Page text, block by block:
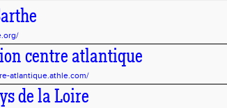
centre atlantique
atlantique.athle.com/
de la Loire